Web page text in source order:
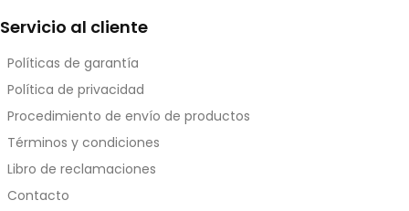
Servicio al cliente
Políticas de garantía
Política de privacidad
Procedimiento de envío de productos
Términos y condiciones
Libro de reclamaciones
Contacto